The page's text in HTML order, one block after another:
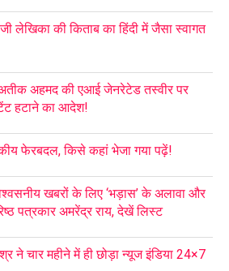
लेखिका की किताब का हिंदी में जैसा स्वागत
अहमद की एआई जेनरेटेड तस्वीर पर
हटाने का आदेश!
फेरबदल, किसे कहां भेजा गया पढ़ें!
खबरों के लिए ‘भड़ास’ के अलावा और
पत्रकार अमरेंद्र राय, देखें लिस्ट
ने चार महीने में ही छोड़ा न्यूज इंडिया 24×7